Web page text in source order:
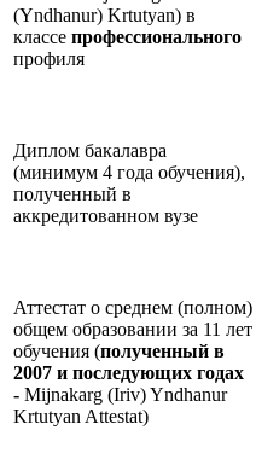
(Yndhanur) Krtutyan) в
классе профессионального
профиля
Диплом бакалавра
(минимум 4 года обучения),
полученный в
аккредитованном вузе
Аттестат о среднем (полном)
общем образовании за 11 лет
обучения (полученный в
2007 и последующих годах
- Mijnakarg (Iriv) Yndhanur
Krtutyan Attestat)